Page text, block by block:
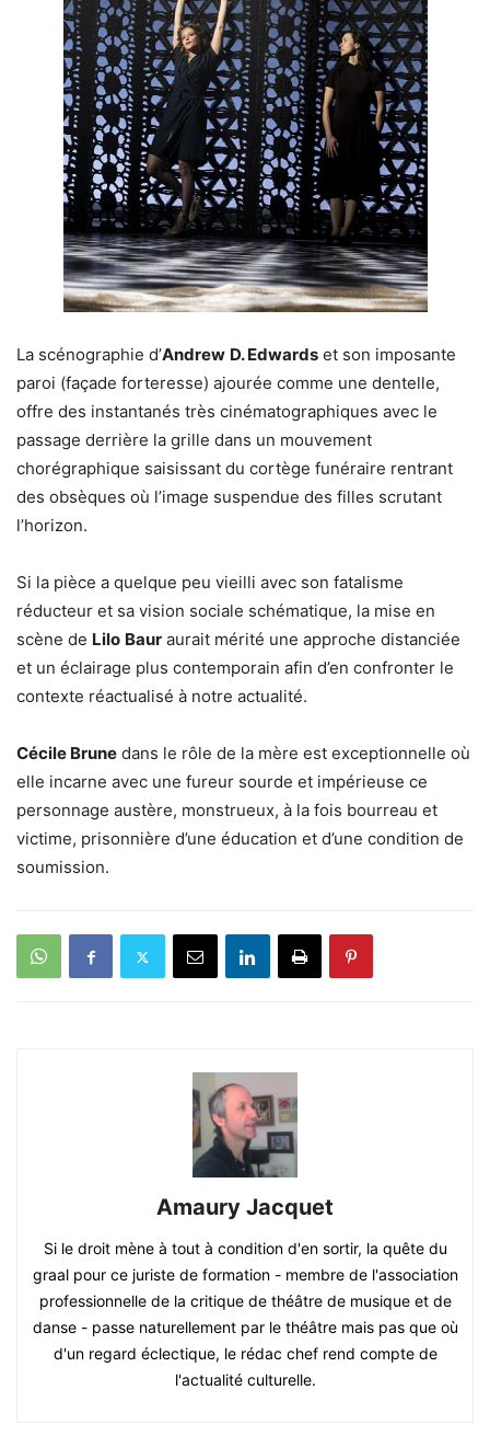
La scénographie d’Andrew D. Edwards et son imposante
paroi (façade forteresse) ajourée comme une dentelle,
offre des instantanés très cinématographiques avec le
passage derrière la grille dans un mouvement
chorégraphique saisissant du cortège funéraire rentrant
des obsèques où l’image suspendue des filles scrutant
l’horizon.
Si la pièce a quelque peu vieilli avec son fatalisme
réducteur et sa vision sociale schématique, la mise en
scène de Lilo Baur aurait mérité une approche distanciée
et un éclairage plus contemporain afin d’en confronter le
contexte réactualisé à notre actualité.
Cécile Brune dans le rôle de la mère est exceptionnelle où
elle incarne avec une fureur sourde et impérieuse ce
personnage austère, monstrueux, à la fois bourreau et
victime, prisonnière d’une éducation et d’une condition de
soumission.
Amaury Jacquet
Si le droit mène à tout à condition d'en sortir, la quête du
graal pour ce juriste de formation - membre de l'association
professionnelle de la critique de théâtre de musique et de
danse - passe naturellement par le théâtre mais pas que où
d'un regard éclectique, le rédac chef rend compte de
l'actualité culturelle.